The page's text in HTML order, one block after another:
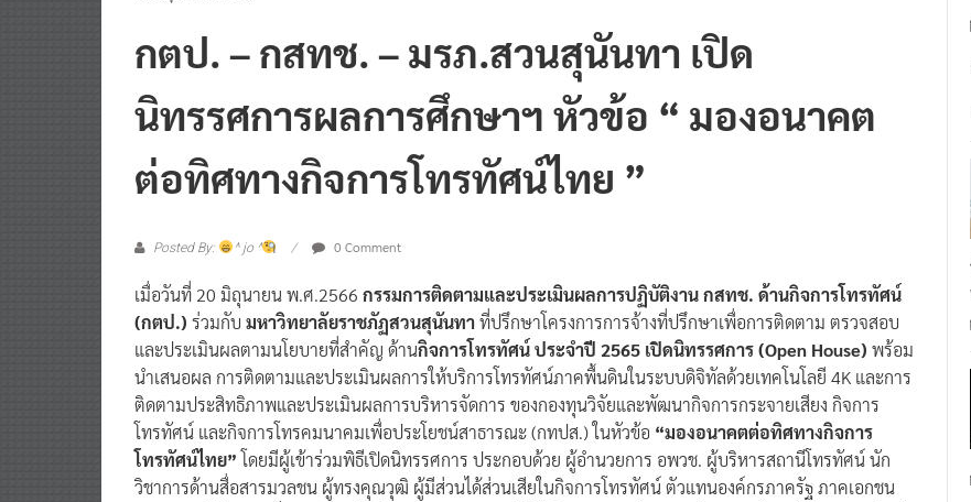
กตป. – กสทช. – มรภ.สวนสุนันทา เปิด
นิทรรศการผลการศึกษาฯ หัวข้อ “ มองอนาคต
ต่อทิศทางกิจการโทรทัศน์ไทย ”
เมื่อวันที่ 20 มิถุนายน พ.ศ.2566
กรรมการติดตามและประเมินผลการปฏิบัติงาน กสทช. ด้านกิจการโทรทัศน์
(กตป.) ร่วมกับมหาวิทยาลัยราชภัฏสวนสุนันทาที่ปรึกษาโครงการการจ้างที่ปรึกษาเพื่อการติดตาม ตรวจสอบ
และประเมินผลตามนโยบายที่สำคัญ ด้านกิจการโทรทัศน์ ประจำปี 2565 เปิดนิทรรศการ (Open House)พร้อม
นำเสนอผล การติดตามและประเมินผลการให้บริการโทรทัศน์ภาคพื้นดินในระบบดิจิทัลด้วยเทคโนโลยี 4K และการ
ติดตามประสิทธิภาพและประเมินผลการบริหารจัดการ ของกองทุนวิจัยและพัฒนากิจการกระจายเสียง กิจการ
โทรทัศน์ และกิจการโทรคมนาคมเพื่อประโยชน์สาธารณะ (กทปส.) ในหัวข้อ“มองอนาคตต่อทิศทางกิจการ
โทรทัศน์ไทย”โดยมีผู้เข้าร่วมพิธีเปิดนิทรรศการ ประกอบด้วย ผู้อำนวยการ อพวช. ผู้บริหารสถานีโทรทัศน์ นัก
วิชาการด้านสื่อสารมวลชน ผู้ทรงคุณวุฒิ ผู้มีส่วนได้ส่วนเสียในกิจการโทรทัศน์ ตัวแทนองค์กรภาครัฐ ภาคเอกชน